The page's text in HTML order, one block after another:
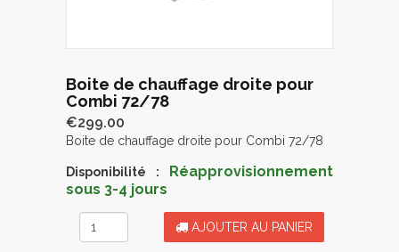
Boite de chauffage droite pour
Combi 72/78
€299.00
Boite de chauffage droite pour Combi 72/78
Disponibilité :
Réapprovisionnement
sous 3-4 jours
AJOUTER AU PANIER